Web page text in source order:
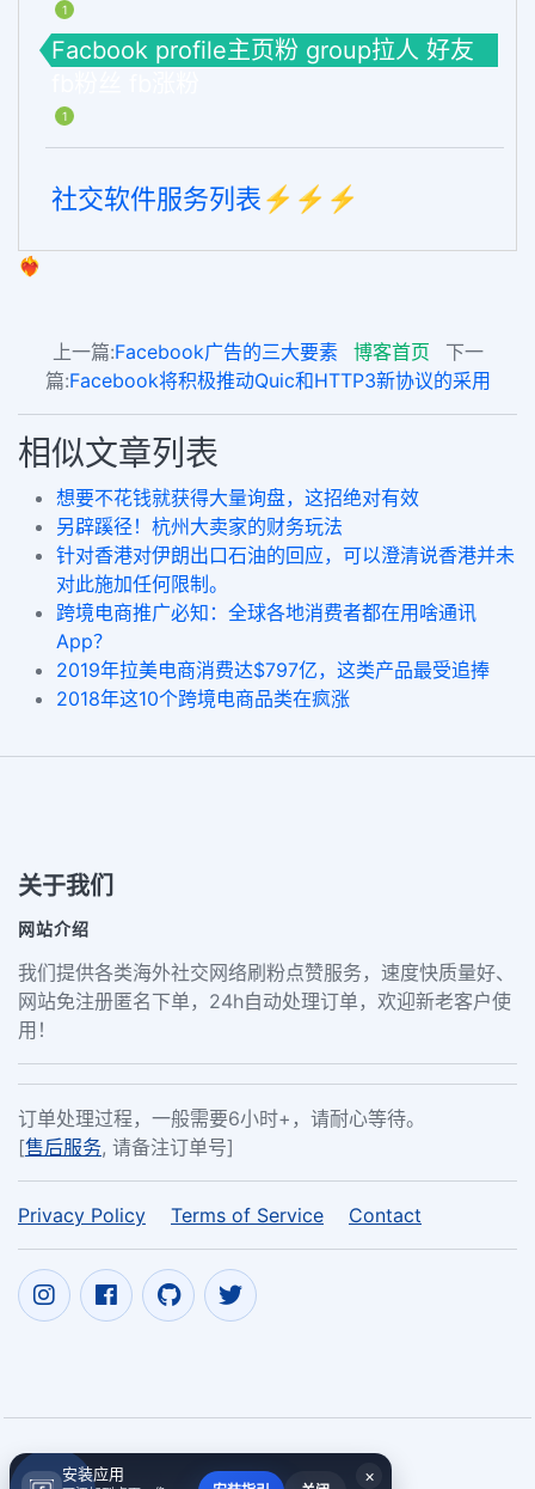
1
Facbook profile主页粉 group拉人 好友
1
社交软件服务列表⚡️⚡️⚡️
❤️‍🔥
上一篇:Facebook广告的三大要素 博客首页
下一
篇:Facebook将积极推动Quic和HTTP3新协议的采用
相似文章列表
想要不花钱就获得大量询盘，这招绝对有效
另辟蹊径！杭州大卖家的财务玩法
针对香港对伊朗出口石油的回应，可以澄清说香港并未
对此施加任何限制。
跨境电商推广必知：全球各地消费者都在用啥通讯
App？
2019年拉美电商消费达$797亿，这类产品最受追捧
2018年这10个跨境电商品类在疯涨
关于我们
网站介绍
我们提供各类海外社交网络刷粉点赞服务，速度快质量好、
网站免注册匿名下单，24h自动处理订单，欢迎新老客户使
用！
订单处理过程，一般需要6小时+，请耐心等待。
[售后服务, 请备注订单号]
Privacy Policy Terms of Service Contact
Copyright ©Facebook广告率下降2017~2026
×
安装应用